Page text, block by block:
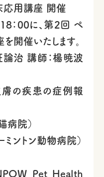
応用講座 開催
：00に、第2回 ペ
開催いたします。
治 講師：楊暁波
の疾患の症例報
病院）
ントン動物病院）
Pet Health